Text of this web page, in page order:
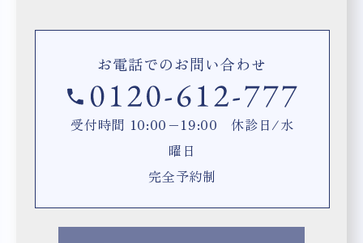
お電話でのお問い合わせ
受付時間 10:00−19:00 休診日/水
曜日
完全予約制